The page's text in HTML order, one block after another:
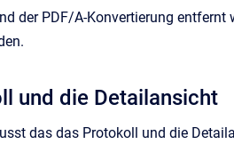
der PDF/A-Konvertierung
und die Detailansicht
das das Protokoll und die